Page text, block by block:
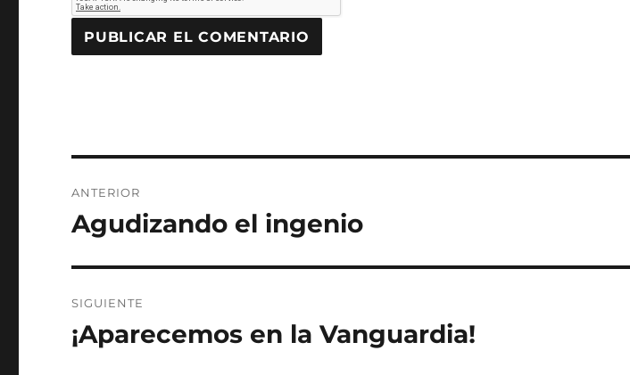
de
ANTERIOR
Entrada
Agudizando el ingenio
SIGUIENTE
Entrada
¡Aparecemos en la Vanguardia!